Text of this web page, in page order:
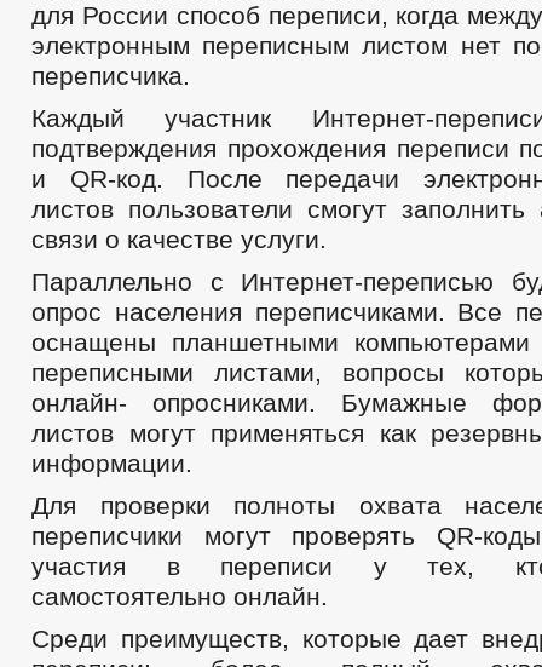
для России способ переписи, когда
электронным переписным листом нет
переписчика.
Каждый участник Интернет-
подтверждения прохождения переписи
и QR-код. После передачи
листов пользователи смогут заполнить
связи о качестве услуги.
Параллельно с Интернет-переписью
опрос населения переписчиками. Все
оснащены планшетными компьютерами
переписными листами, вопросы
онлайн- опросниками. Бумажные
листов могут применяться как
информации.
Для проверки полноты охвата
переписчики могут проверять QR-
участия в переписи у тех, кто
самостоятельно онлайн.
Среди преимуществ, которые дает